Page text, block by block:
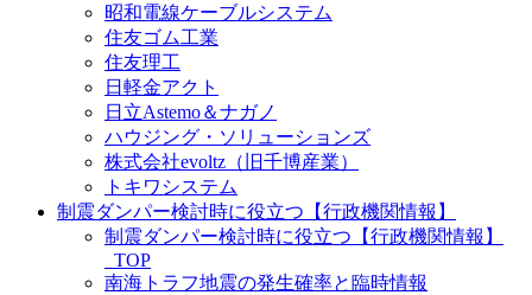
昭和電線ケーブルシステム
住友ゴム工業
住友理工
日軽金アクト
日立Astemo＆ナガノ
ハウジング・ソリューションズ
株式会社evoltz（旧千博産業）
トキワシステム
制震ダンパー検討時に役立つ【行政機関情報】
制震ダンパー検討時に役立つ【行政機関情報】
_TOP
南海トラフ地震の発生確率と臨時情報